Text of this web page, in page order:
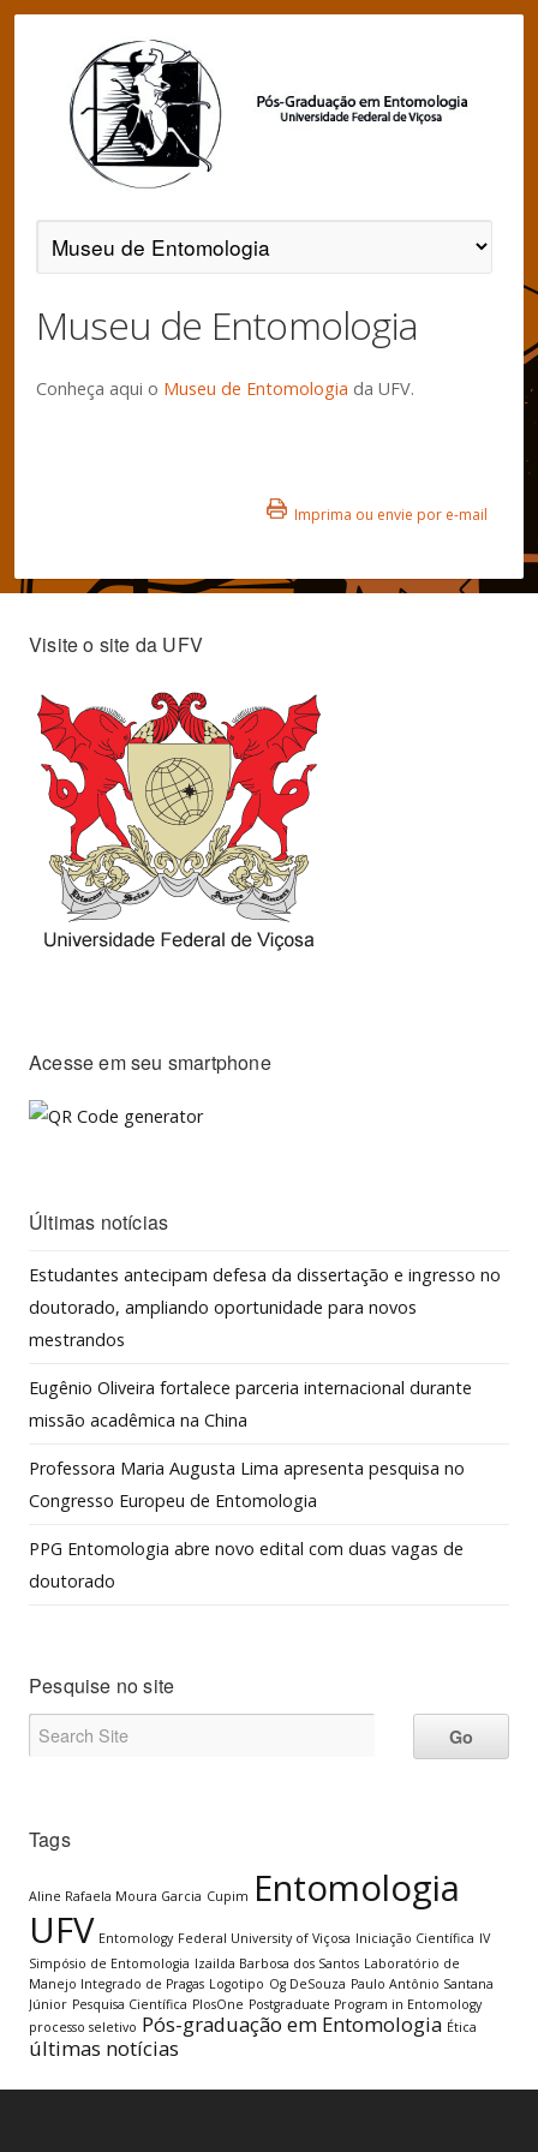
Museu de Entomologia
Conheça aqui o Museu de Entomologia da UFV.
Imprima ou envie por e-mail
Visite o site da UFV
Acesse em seu smartphone
Últimas notícias
Estudantes antecipam defesa da dissertação e ingresso no
doutorado, ampliando oportunidade para novos
mestrandos
Eugênio Oliveira fortalece parceria internacional durante
missão acadêmica na China
Professora Maria Augusta Lima apresenta pesquisa no
Congresso Europeu de Entomologia
PPG Entomologia abre novo edital com duas vagas de
doutorado
Pesquise no site
Tags
Aline Rafaela Moura Garcia Cupim Entomologia
UFV Entomology Federal University of Viçosa Iniciação Científica IV
Simpósio de Entomologia Izailda Barbosa dos Santos Laboratório de
Manejo Integrado de Pragas Logotipo Og DeSouza Paulo Antônio Santana
Júnior Pesquisa Científica PlosOne Postgraduate Program in Entomology
processo seletivo Pós-graduação em Entomologia Ética
últimas notícias